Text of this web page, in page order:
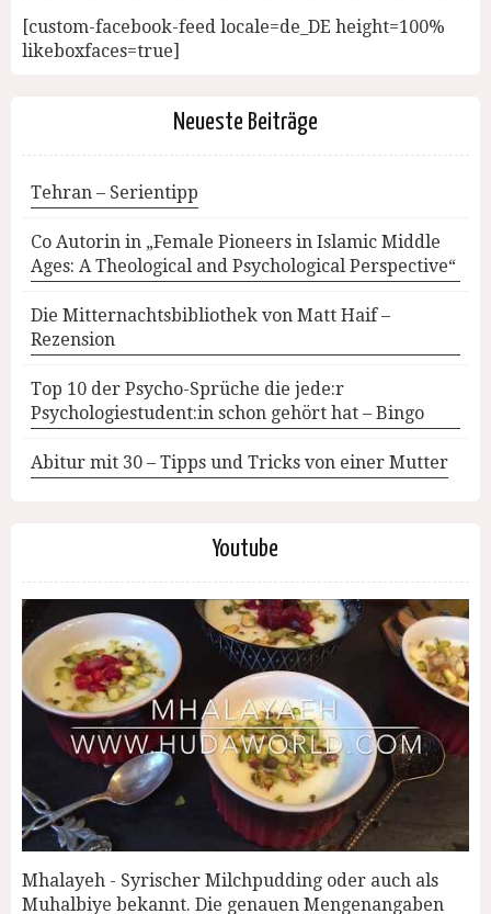
[custom-facebook-feed locale=de_DE height=100%
likeboxfaces=true]
Neueste Beiträge
Tehran – Serientipp
Co Autorin in „Female Pioneers in Islamic Middle
Ages: A Theological and Psychological Perspective“
Die Mitternachtsbibliothek von Matt Haif –
Rezension
Top 10 der Psycho-Sprüche die jede:r
Psychologiestudent:in schon gehört hat – Bingo
Abitur mit 30 – Tipps und Tricks von einer Mutter
Youtube
Mhalayeh - Syrischer Milchpudding oder auch als
Muhalbiye bekannt. Die genauen Mengenangaben